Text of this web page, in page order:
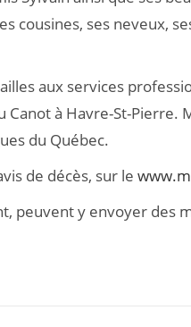
cousines, ses neveux,
aux services
Canot à Havre-St-Pierre.
du Québec.
de décès, sur le
peuvent y envoyer des